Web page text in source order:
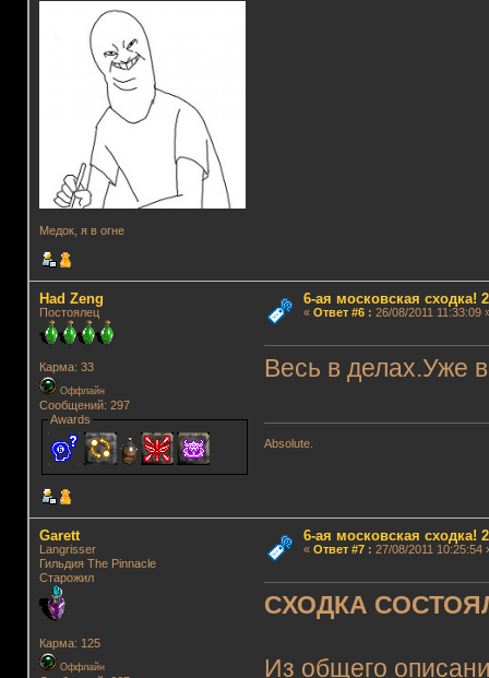
Медок, я в огне
Had Zeng
Постоялец
Карма: 33
Оффлайн
Сообщений: 297
Awards
6-ая московская сходка!
« Ответ #6: 26/08/2011 11:33:09
Весь в делах.Уже
Absolute.
Garett
Langrisser
Гильдия The Pinnacle
Старожил
Карма: 125
Оффлайн
6-ая московская сходка!
« Ответ #7: 27/08/2011 10:25:54
СХОДКА
Из общего